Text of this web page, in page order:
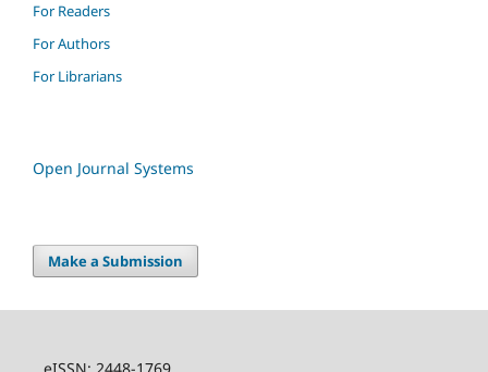
For Readers
For Authors
For Librarians
Open Journal Systems
Make a Submission